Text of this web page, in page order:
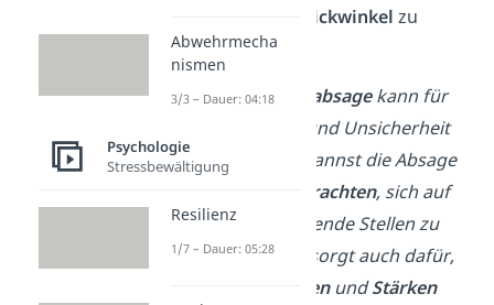
optimistischeren Blickwinkel zu
betrachten.
→ Beispiel:Eine Jobabsagekann für
dich Enttäuschung und Unsicherheit
auslösen. Doch du kannst die Absage
Chance betrachten, sich auf
andere, besser passende Stellen zu
konzentrieren. Das sorgt auch dafür,
FähigkeitenundStärken
Abwehrmecha
nismen
3/3 – Dauer: 04:18
Psychologie
Stressbewältigung
Resilienz
1/7 – Dauer: 05:28